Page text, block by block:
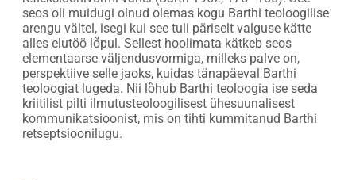
seos oli muidugi olnud olemas kogu Barthi teoloogilise
arengu vältel, isegi kui see tuli päriselt valguse kätte
alles elutöö lõpul. Sellest hoolimata kätkeb seos
elementaarse väljendusvormiga, milleks palve on,
perspektiive selle jaoks, kuidas tänapäeval Barthi
teoloogiat lugeda. Nii lõhub Barthi teoloogia ise seda
kriitilist pilti ilmutusteoloogilisest ühesuunalisest
kommunikatsioonist, mis on tihti kummitanud Barthi
retseptsioonilugu.